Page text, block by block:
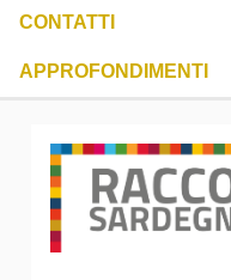
CONTATTI
APPROFONDIMENTI